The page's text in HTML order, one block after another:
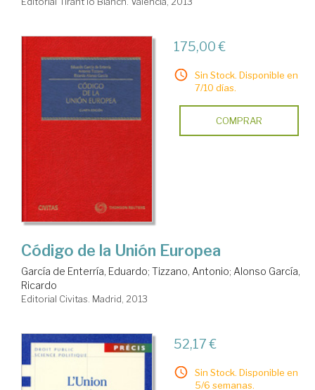
175,00 €
Sin Stock. Disponible en
7/10 días.
COMPRAR
Código de la Unión Europea
García de Enterría, Eduardo; Tizzano, Antonio; Alonso García,
Ricardo
Editorial Civitas. Madrid, 2013
52,17 €
Sin Stock. Disponible en
5/6 semanas.